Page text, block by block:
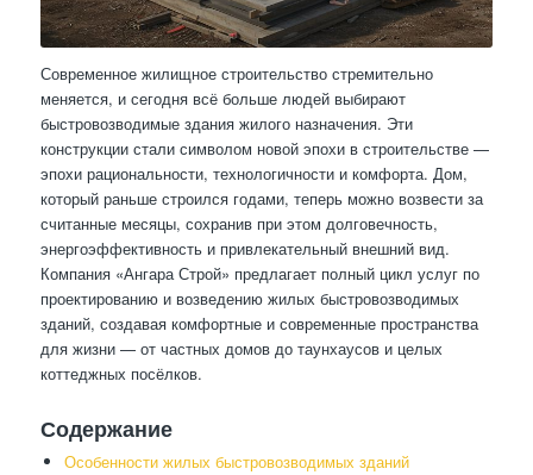
Современное жилищное строительство стремительно
меняется, и сегодня всё больше людей выбирают
быстровозводимые здания жилого назначения. Эти
конструкции стали символом новой эпохи в строительстве —
эпохи рациональности, технологичности и комфорта. Дом,
который раньше строился годами, теперь можно возвести за
считанные месяцы, сохранив при этом долговечность,
энергоэффективность и привлекательный внешний вид.
Компания «Ангара Строй» предлагает полный цикл услуг по
проектированию и возведению жилых быстровозводимых
зданий, создавая комфортные и современные пространства
для жизни — от частных домов до таунхаусов и целых
коттеджных посёлков.
Содержание
Особенности жилых быстровозводимых зданий